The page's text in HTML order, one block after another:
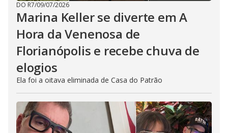
DO R7/09/07/2026
Marina Keller se diverte em A
Hora da Venenosa de
Florianópolis e recebe chuva de
elogios
Ela foi a oitava eliminada de Casa do Patrão